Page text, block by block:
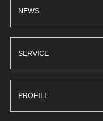
NEWS
SERVICE
PROFILE